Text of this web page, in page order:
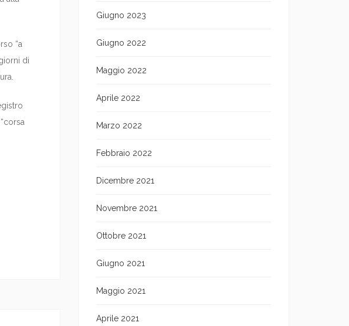
“a
di
Giugno 2023
Giugno 2022
Maggio 2022
Aprile 2022
Marzo 2022
Febbraio 2022
Dicembre 2021
Novembre 2021
Ottobre 2021
Giugno 2021
Maggio 2021
Aprile 2021